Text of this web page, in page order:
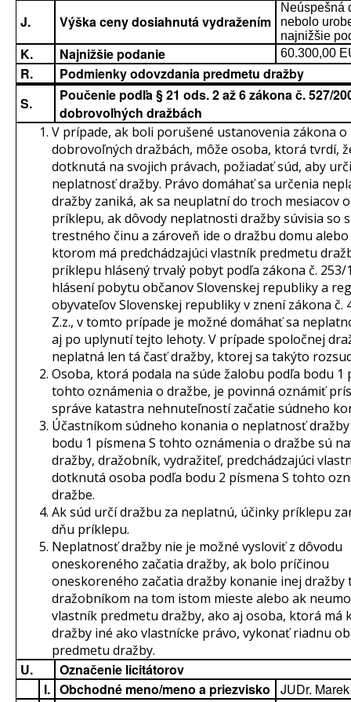
J.
Výška ceny dosiahnutá vydražením
Neúspešná
nebolo
najnižšie
K. Najnižšie podanie 60.300,00
R.
Podmienky odovzdania predmetu dražby
S.
Poučenie podľa § 21 ods. 2 až 6 zákona č. 527/
dobrovoľných dražbách
V prípade, ak boli porušené ustanovenia zákona o
dobrovoľných dražbách, môže osoba, ktorá tvrdí,
dotknutá na svojich právach, požiadať súd, aby
neplatnosť dražby. Právo domáhať sa určenia
dražby zaniká, ak sa neuplatní do troch mesiacov
príklepu, ak dôvody neplatnosti dražby súvisia so
trestného činu a zároveň ide o dražbu domu
ktorom má predchádzajúci vlastník predmetu
príklepu hlásený trvalý pobyt podľa zákona č. 253/
hlásení pobytu občanov Slovenskej republiky a
obyvateľov Slovenskej republiky v znení zákona č.
Z.z., v tomto prípade je možné domáhať sa
aj po uplynutí tejto lehoty. V prípade spoločnej
neplatná len tá časť dražby, ktorej sa takýto
Osoba, ktorá podala na súde žalobu podľa bodu 1
tohto oznámenia o dražbe, je povinná oznámiť
správe katastra nehnuteľností začatie súdneho
Účastníkom súdneho konania o neplatnosť
bodu 1 písmena S tohto oznámenia o dražbe sú
dražby, dražobník, vydražiteľ, predchádzajúci
dotknutá osoba podľa bodu 2 písmena S tohto
dražbe.
Ak súd určí dražbu za neplatnú, účinky príklepu
dňu príklepu.
Neplatnosť dražby nie je možné vysloviť z dôvodu
oneskoreného začatia dražby, ak bolo príčinou
oneskoreného začatia dražby konanie inej dražby
dražobníkom na tom istom mieste alebo ak
vlastník predmetu dražby, ako aj osoba, ktorá má
dražby iné ako vlastnícke právo, vykonať riadnu
predmetu dražby.
U.
Označenie licitátorov
I. Obchodné meno/meno a priezvisko
JUDr.